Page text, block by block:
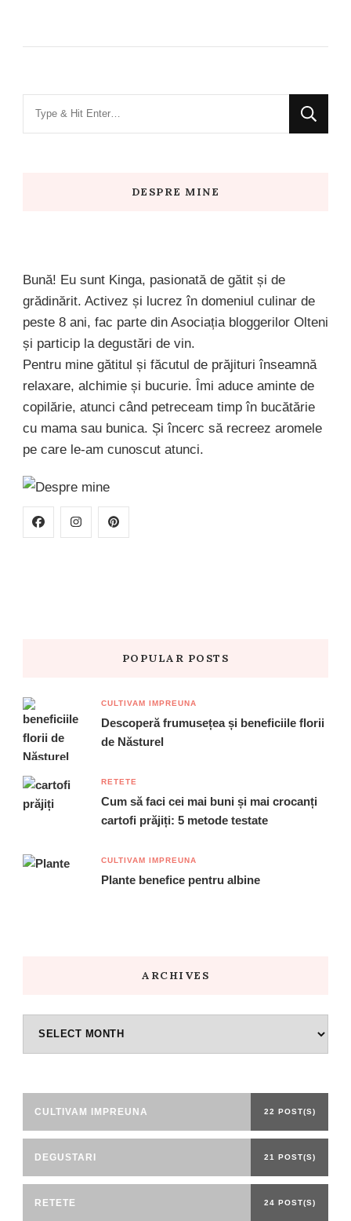
DESPRE MINE
Bună! Eu sunt Kinga, pasionată de gătit și de
grădinărit. Activez și lucrez în domeniul culinar de
peste 8 ani, fac parte din Asociația bloggerilor Olteni
și particip la degustări de vin.
Pentru mine gătitul și făcutul de prăjituri înseamnă
relaxare, alchimie și bucurie. Îmi aduce aminte de
copilărie, atunci când petreceam timp în bucătărie
cu mama sau bunica. Și încerc să recreez aromele
pe care le-am cunoscut atunci.
POPULAR POSTS
CULTIVAM IMPREUNA
Descoperă frumusețea și beneficiile florii
de Năsturel
RETETE
Cum să faci cei mai buni și mai crocanți
cartofi prăjiți: 5 metode testate
CULTIVAM IMPREUNA
Plante benefice pentru albine
ARCHIVES
CULTIVAM IMPREUNA 22 POST(S)
DEGUSTARI 21 POST(S)
RETETE 24 POST(S)